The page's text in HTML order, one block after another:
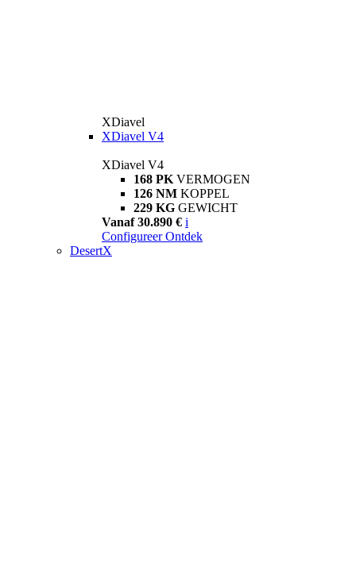
XDiavel
XDiavel V4
XDiavel V4
168 PK VERMOGEN
126 NM KOPPEL
229 KG GEWICHT
Vanaf 30.890 € i
Configureer Ontdek
DesertX